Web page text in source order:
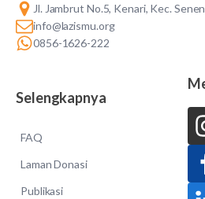
Jl. Jambrut No.5, Kenari, Kec.
info@lazismu.org
0856-1626-222
Selengkapnya
FAQ
Laman Donasi
Publikasi